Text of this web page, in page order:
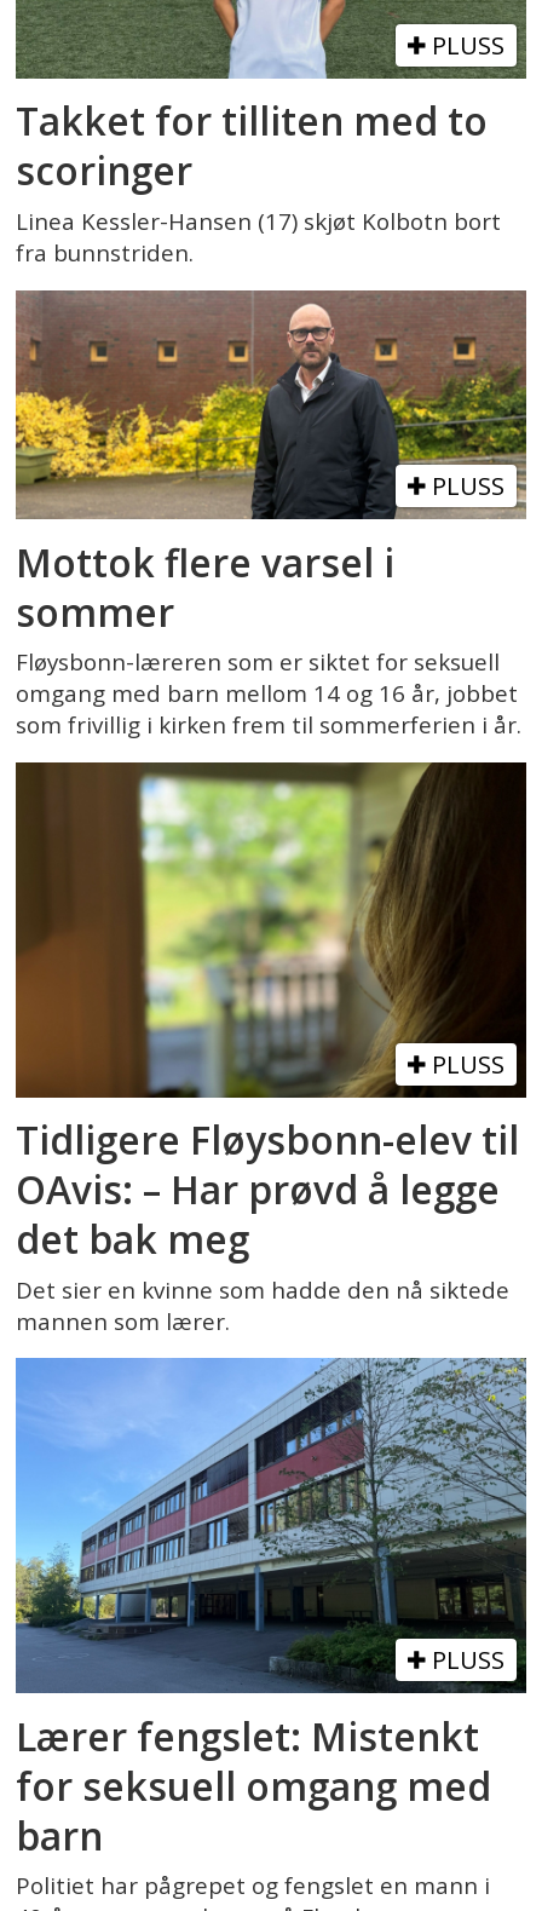
PLUSS
Takket for tilliten med to
scoringer
Linea Kessler-Hansen (17) skjøt Kolbotn bort
fra bunnstriden.
PLUSS
Mottok flere varsel i
sommer
Fløysbonn-læreren som er siktet for seksuell
omgang med barn mellom 14 og 16 år, jobbet
som frivillig i kirken frem til sommerferien i år.
PLUSS
Tidligere Fløysbonn-elev til
OAvis: – Har prøvd å legge
det bak meg
Det sier en kvinne som hadde den nå siktede
mannen som lærer.
PLUSS
Lærer fengslet: Mistenkt
for seksuell omgang med
barn
Politiet har pågrepet og fengslet en mann i